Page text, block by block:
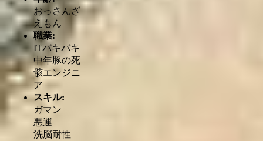
おっさんざ
えもん
職業:
ITバキバキ
中年豚の死
骸エンジニ
ア
スキル:
ガマン
悪運
洗脳耐性